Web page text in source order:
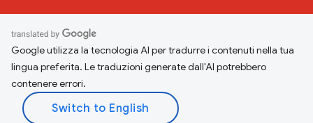
Google utilizza la tecnologia AI per tradurre i contenuti nella tua
lingua preferita. Le traduzioni generate dall'AI potrebbero
contenere errori.